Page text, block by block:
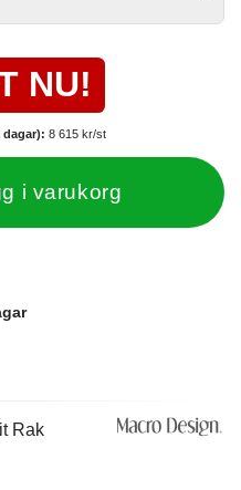
NU!
dagar): 8 615 kr/st
i varukorg
Rak